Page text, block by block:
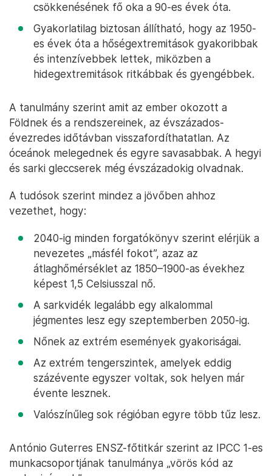
csökkenésének fő oka a 90-es évek óta.
Gyakorlatilag biztosan állítható, hogy az 1950-
es évek óta a hőségextremitások gyakoribbak
és intenzívebbek lettek, miközben a
hidegextremitások ritkábbak és gyengébbek.
A tanulmány szerint amit az ember okozott a
Földnek és a rendszereinek, az évszázados-
évezredes időtávban visszafordíthatatlan. Az
óceánok melegednek és egyre savasabbak. A hegyi
és sarki gleccserek még évszázadokig olvadnak.
A tudósok szerint mindez a jövőben ahhoz
vezethet, hogy:
2040-ig minden forgatókönyv szerint elérjük a
nevezetes „másfél fokot”, azaz az
átlaghőmérséklet az 1850–1900-as évekhez
képest 1,5 Celsiusszal nő.
A sarkvidék legalább egy alkalommal
jégmentes lesz egy szeptemberben 2050-ig.
Nőnek az extrém események gyakoriságai.
Az extrém tengerszintek, amelyek eddig
százévente egyszer voltak, sok helyen már
évente lesznek.
Valószínűleg sok régióban egyre több tűz lesz.
António Guterres ENSZ-főtitkár szerint az IPCC 1-es
munkacsoportjának tanulmánya „vörös kód az